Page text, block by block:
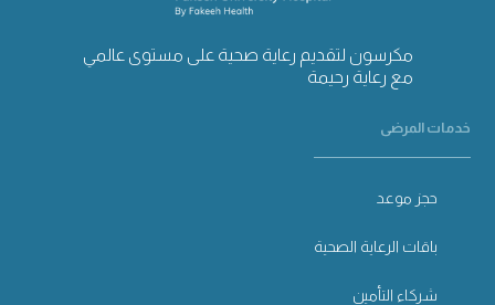
مكرسون لتقديم رعاية صحية على مستوى عالمي
مع رعاية رحيمة
خدمات المرضى
حجز موعد
باقات الرعاية الصحية
شركاء التأمين